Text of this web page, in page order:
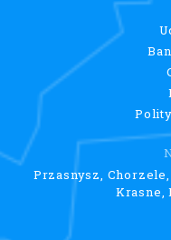
Przasnysz,
Krasne,